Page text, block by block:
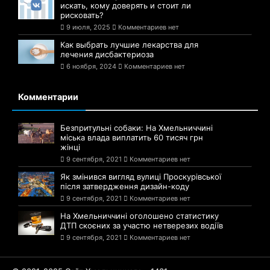
искать, кому доверять и стоит ли
рисковать?
9 июля, 2025 Комментариев нет
Как выбрать лучшие лекарства для
лечения дисбактериоза
6 ноября, 2024 Комментариев нет
Комментарии
Безпритульні собаки: На Хмельниччині
міська влада виплатить 60 тисяч грн
жінці
9 сентября, 2021 Комментариев нет
Як змінився вигляд вулиці Проскурівської
після затвердження дизайн-коду
9 сентября, 2021 Комментариев нет
На Хмельниччині оголошено статистику
ДТП скоєних за участю нетверезих водіїв
9 сентября, 2021 Комментариев нет